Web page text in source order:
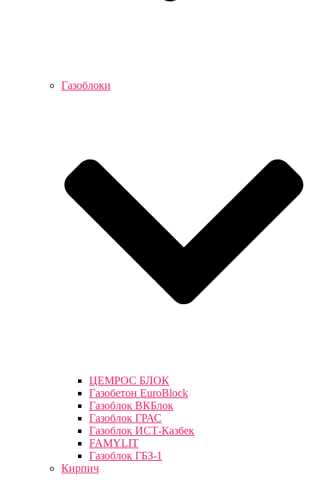
Газоблоки
ЦЕМРОС БЛОК
Газобетон EuroBlock
Газоблок ВКБлок
Газоблок ГРАС
Газоблок ИСТ-Казбек
FAMYLIT
Газоблок ГБЗ-1
Кирпич